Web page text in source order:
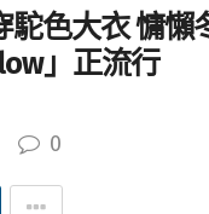
駝色大衣 慵懶
」正流行
0